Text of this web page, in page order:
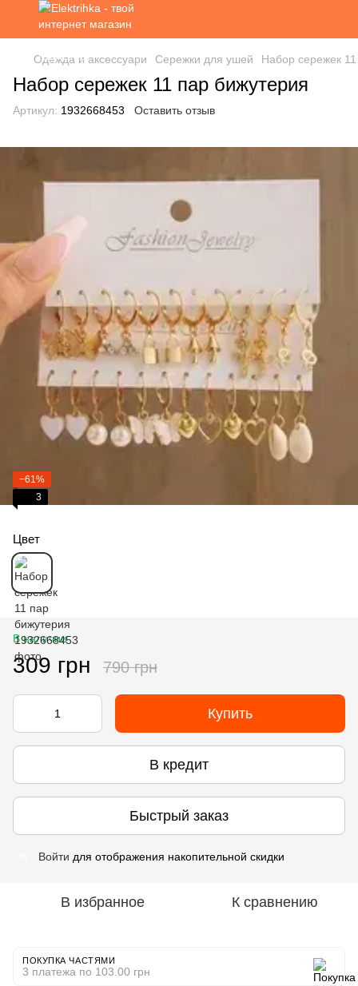
Одежда и аксессуари Сережки для ушей Набор сережек
Набор сережек 11 пар бижутерия
Артикул: 1932668453 Оставить отзыв
−61%
3
Цвет
В наличии
309 грн 790 грн
Купить
В кредит
Быстрый заказ
Войти для отображения накопительной скидки
В избранное К сравнению
ПОКУПКА ЧАСТЯМИ
3 платежа по 103.00 грн